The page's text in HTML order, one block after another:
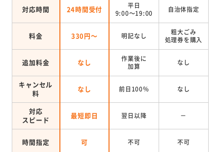
対応時間 24時間受付
平日
9:00～19:00
自治体指定
料金 330円～ 明記なし
粗大ごみ
処理券を購入
追加料金 なし
作業後に
加算
なし
キャンセル
料
なし 前日100％ なし
対応
スピード
最短即日 翌日以降 －
時間指定 可 不可 不可